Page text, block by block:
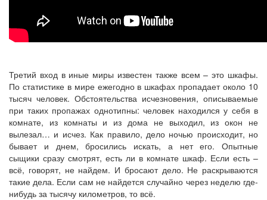
Третий вход в иные миры известен также всем – это шкафы.
По статистике в мире ежегодно в шкафах пропадает около 10
тысяч человек. Обстоятельства исчезновения, описываемые
при таких пропажах однотипны: человек находился у себя в
комнате, из комнаты и из дома не выходил, из окон не
вылезал… и исчез. Как правило, дело ночью происходит, но
бывает и днем, бросились искать, а нет его. Опытные
сыщики сразу смотрят, есть ли в комнате шкаф. Если есть –
всё, говорят, не найдем. И бросают дело. Не раскрываются
такие дела. Если сам не найдется случайно через неделю где-
нибудь за тысячу километров, то всё.